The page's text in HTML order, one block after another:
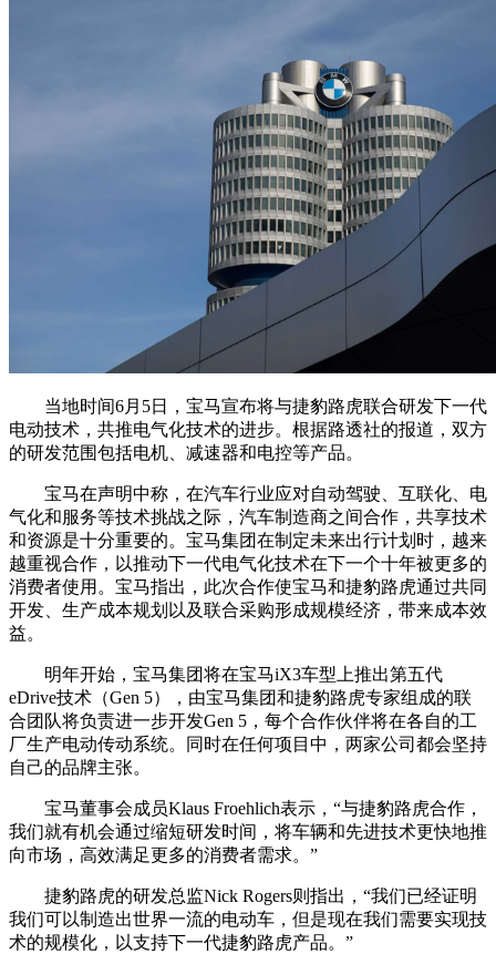
当地时间6月5日，宝马宣布将与捷豹路虎联合研发下一代
电动技术，共推电气化技术的进步。根据路透社的报道，双方
的研发范围包括电机、减速器和电控等产品。
宝马在声明中称，在汽车行业应对自动驾驶、互联化、电
气化和服务等技术挑战之际，汽车制造商之间合作，共享技术
和资源是十分重要的。宝马集团在制定未来出行计划时，越来
越重视合作，以推动下一代电气化技术在下一个十年被更多的
消费者使用。宝马指出，此次合作使宝马和捷豹路虎通过共同
开发、生产成本规划以及联合采购形成规模经济，带来成本效
益。
明年开始，宝马集团将在宝马iX3车型上推出第五代
eDrive技术（Gen 5），由宝马集团和捷豹路虎专家组成的联
合团队将负责进一步开发Gen 5，每个合作伙伴将在各自的工
厂生产电动传动系统。同时在任何项目中，两家公司都会坚持
自己的品牌主张。
宝马董事会成员Klaus Froehlich表示，“与捷豹路虎合作，
我们就有机会通过缩短研发时间，将车辆和先进技术更快地推
向市场，高效满足更多的消费者需求。”
捷豹路虎的研发总监Nick Rogers则指出，“我们已经证明
我们可以制造出世界一流的电动车，但是现在我们需要实现技
术的规模化，以支持下一代捷豹路虎产品。”